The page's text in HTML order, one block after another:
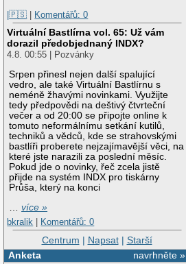
|🇵🇸 | Komentářů: 0
Virtuální Bastlírna vol. 65: Už vám
dorazil předobjednaný INDX?
4.8. 00:55 | Pozvánky
Srpen přinesl nejen další spalující
vedro, ale také Virtuální Bastlírnu s
neméně žhavými novinkami. Využijte
tedy předpovědi na deštivý čtvrteční
večer a od 20:00 se připojte online k
tomuto neformálnímu setkání kutilů,
techniků a vědců, kde se strahovskými
bastlíři proberete nejzajímavější věci, na
které jste narazili za poslední měsíc.
Pokud jde o novinky, řeč zcela jistě
přijde na systém INDX pro tiskárny
Průša, který na konci
…více »
bkralik
Komentářů: 0
Centrum | Napsat| Starší
navrhněte »
Anketa